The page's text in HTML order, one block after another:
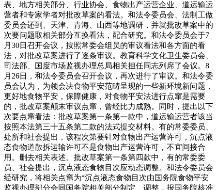
表、地方相关部分、行业协会、食物出产运营企业、道运输运
营者和专家学者对批改草案的看法。和法令委员会、法制工做
委员会还到、天津、青海、山西等地调研，并就批改草案中的
次要问题取相关部分互换看法，配合研究。和法令委员会于7
月30日召开会议，按照常委会组员的审议看法和各方面的看
法，对批改草案进行了逐条审议。教育科学文化卫生委员会、
司法部、国度市场监视办理总局相关担任同志列席了会议。8
月26日，和法令委员会召开会议，再次进行了审议。和法令委
员会认为，为领会决食物平安范畴呈现的一些新环境新问题，
更好地食物平安，保障健康，对食物平安法进行点窜是需要
的，批改草案颠末审议点窜，曾经比力成熟。同时，提出以下
次要点窜看法：批改草案第一条第一款中，道运输运营者该当
按照本法第三十五条第二款的法式提交材料。有的常委委员、
处所和社会提出，该程次第要针对食物出产运营许可，沉点液
态食物道散拆运输许可不是食物出产运营许可，不宜间接合
用。删去相关表述。批改草案第一条第四款中，有的常委委
员、社会提出，沉点液态食物目次应动态调整。和法令委员会
经研究，将相关点窜为“沉点液态食物目次由国务院食物平安
监视办理部分会同国务院相关部分制定、调整，报国务院核准